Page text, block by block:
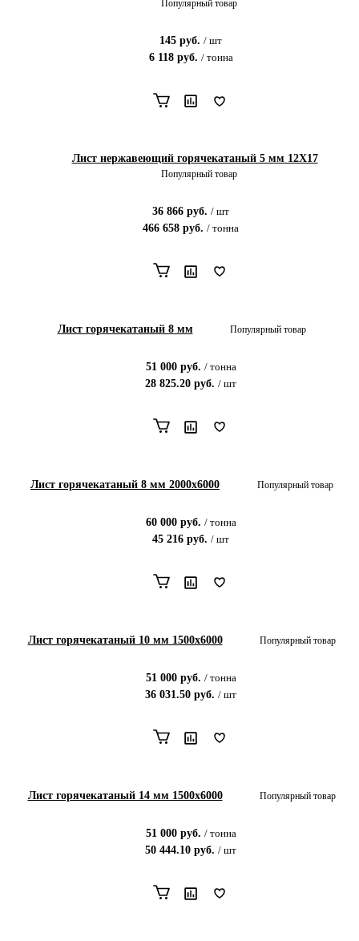
Популярный товар
145 руб. / шт
6 118руб. / тонна
Лист нержавеющий горячекатаный 5 мм 12X17
Популярный товар
36 866 руб. / шт
466 658 руб. / тонна
Лист горячекатаный 8 мм Популярный товар
51 000руб. / тонна
28 825.20 руб. / шт
Лист горячекатаный 8 мм 2000x6000 Популярный товар
60 000руб. / тонна
45 216 руб. / шт
Лист горячекатаный 10 мм 1500x6000 Популярный товар
51 000руб. / тонна
36 031.50 руб. / шт
Лист горячекатаный 14 мм 1500x6000 Популярный товар
51 000руб. / тонна
50 444.10 руб. / шт